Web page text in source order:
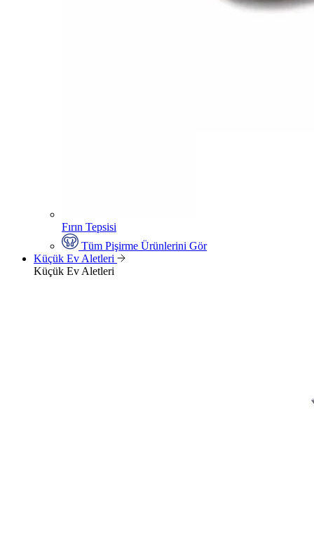
Fırın Tepsisi
Tüm Pişirme Ürünlerini Gör
Küçük Ev Aletleri
Küçük Ev Aletleri